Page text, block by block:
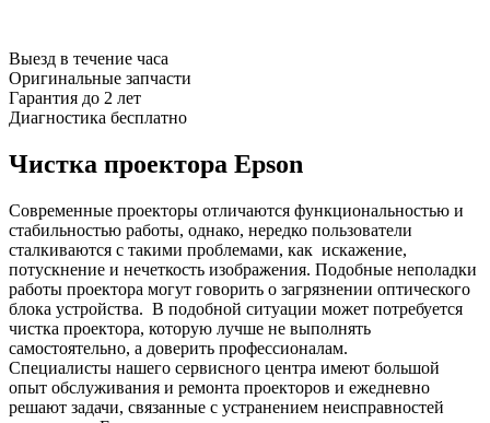
Выезд в течение часа
Оригинальные запчасти
Гарантия до 2 лет
Диагностика бесплатно
Чистка проектора Epson
Современные проекторы отличаются функциональностью и
стабильностью работы, однако, нередко пользователи
сталкиваются с такими проблемами, как искажение,
потускнение и нечеткость изображения. Подобные неполадки
работы проектора могут говорить о загрязнении оптического
блока устройства. В подобной ситуации может потребуется
чистка проектора, которую лучше не выполнять
самостоятельно, а доверить профессионалам.
Специалисты нашего сервисного центра имеют большой
опыт обслуживания и ремонта проекторов и ежедневно
решают задачи, связанные с устранением неисправностей